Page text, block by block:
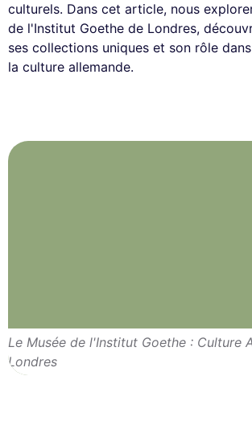
culturels. Dans cet article, nous
de l'Institut Goethe de Londres,
ses collections uniques et son rôle
la culture allemande.
Le Musée de l'Institut Goethe : Culture
Londres